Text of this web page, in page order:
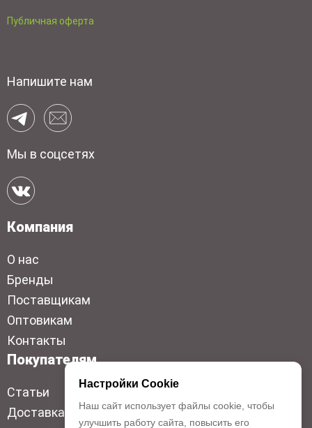
Публичная оферта
Напишите нам
Мы в соцсетях
Компания
О нас
Бренды
Поставщикам
Оптовикам
Контакты
Покупателям
Статьи
Доставка
Настройки Cookie
Наш сайт использует файлы cookie, чтобы
улучшить работу сайта, повысить его